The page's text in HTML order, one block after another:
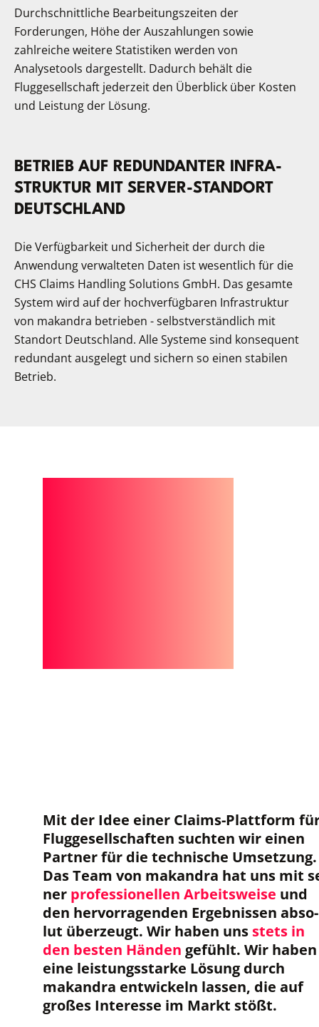
Durchschnittliche Bearbeitungszeiten der
Forderungen, Höhe der Auszahlungen sowie
zahlreiche weitere Statistiken werden von
Analysetools dargestellt. Dadurch behält die
Fluggesellschaft jederzeit den Überblick über Kosten
und Leistung der Lösung.
BETRIEB AUF RED­UN­DAN­TER INFRA­
STRUK­TUR MIT SER­VER-STAND­ORT
DEUTSCHLAND
Die Verfügbarkeit und Sicherheit der durch die
Anwendung verwalteten Daten ist wesentlich für die
CHS Claims Handling Solutions GmbH. Das gesamte
System wird auf der hochverfügbaren Infrastruktur
von makandra betrieben - selbstverständlich mit
Standort Deutschland. Alle Systeme sind konsequent
redundant ausgelegt und sichern so einen stabilen
Betrieb.
Mit der Idee einer Claims-Platt­form
Flug­ge­sell­schaf­ten such­ten wir einen
Part­ner für die tech­ni­sche Umset­zung.
Das Team von makandra hat uns mit
ner pro­fes­sio­nel­len Arbeits­weise und
den her­vor­ra­gen­den Ergeb­nis­sen abso­
lut über­zeugt. Wir haben uns stets in
den bes­ten Hän­den gefühlt. Wir haben
eine leis­tungs­starke Lösung durch
makandra ent­wi­ckeln las­sen, die auf
gro­ßes Inter­esse im Markt stößt.